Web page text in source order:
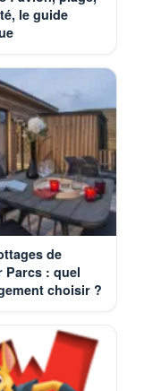
le guide
de
Parcs : quel
choisir ?